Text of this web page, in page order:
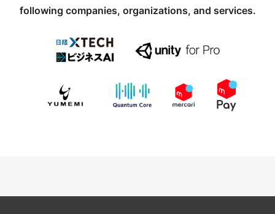
following companies, organizations, and services.